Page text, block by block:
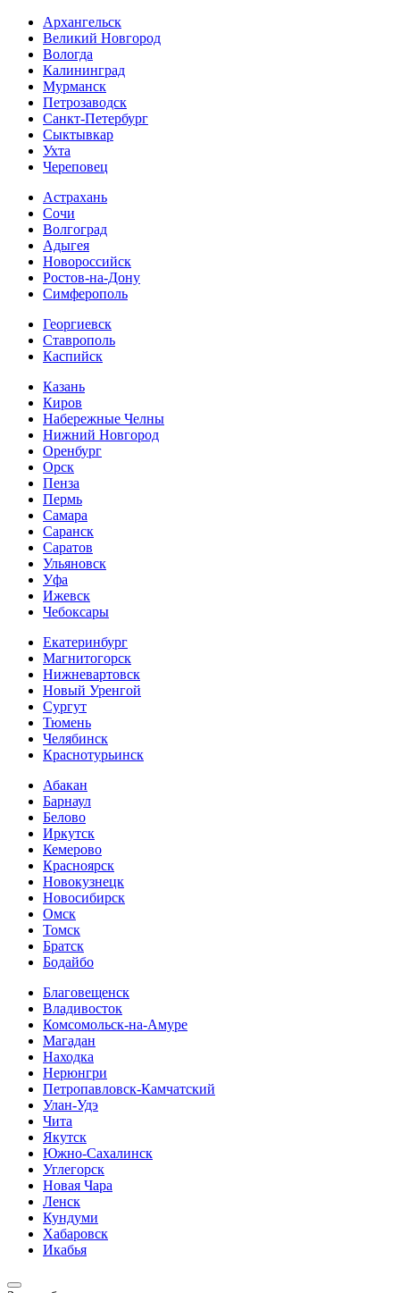
Архангельск
Великий Новгород
Вологда
Калининград
Мурманск
Петрозаводск
Санкт-Петербург
Сыктывкар
Ухта
Череповец
Астрахань
Сочи
Волгоград
Адыгея
Новороссийск
Ростов-на-Дону
Симферополь
Георгиевск
Ставрополь
Каспийск
Казань
Киров
Набережные Челны
Нижний Новгород
Оренбург
Орск
Пенза
Пермь
Самара
Саранск
Саратов
Ульяновск
Уфа
Ижевск
Чебоксары
Екатеринбург
Магнитогорск
Нижневартовск
Новый Уренгой
Сургут
Тюмень
Челябинск
Краснотурьинск
Абакан
Барнаул
Белово
Иркутск
Кемерово
Красноярск
Новокузнецк
Новосибирск
Омск
Томск
Братск
Бодайбо
Благовещенск
Владивосток
Комсомольск-на-Амуре
Магадан
Находка
Нерюнгри
Петропавловск-Камчатский
Улан-Удэ
Чита
Якутск
Южно-Сахалинск
Углегорск
Новая Чара
Ленск
Кундуми
Хабаровск
Икабья